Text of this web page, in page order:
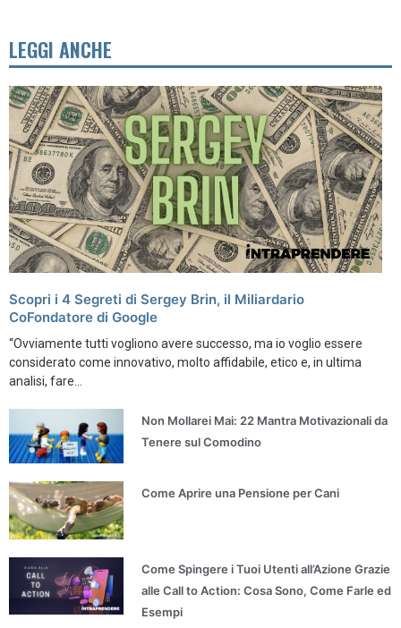
LEGGI ANCHE
Scopri i 4 Segreti di Sergey Brin, il Miliardario
CoFondatore di Google
“Ovviamente tutti vogliono avere successo, ma io voglio essere
considerato come innovativo, molto affidabile, etico e, in ultima
analisi, fare...
Non Mollarei Mai: 22 Mantra Motivazionali da
Tenere sul Comodino
Come Aprire una Pensione per Cani
Come Spingere i Tuoi Utenti all’Azione Grazie
alle Call to Action: Cosa Sono, Come Farle ed
Esempi